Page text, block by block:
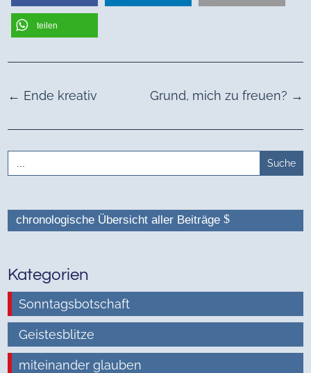
teilen
← Ende kreativ Grund, mich zu freuen? →
Search
for:
chronologische Übersicht aller Beiträge
Kategorien
Sonntagsbotschaft
Geistesblitze
miteinander glauben